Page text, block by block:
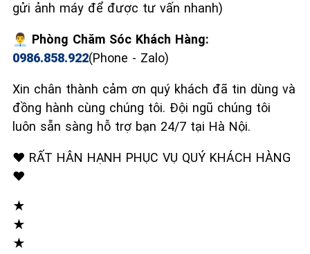
gửi ảnh máy để được tư vấn nhanh)
👨‍💼 Phòng Chăm Sóc Khách Hàng:
0986.858.922(Phone - Zalo)
Xin chân thành cảm ơn quý khách đã tin dùng và
đồng hành cùng chúng tôi. Đội ngũ chúng tôi
luôn sẵn sàng hỗ trợ bạn 24/7 tại Hà Nội.
❤️ RẤT HÂN HẠNH PHỤC VỤ QUÝ KHÁCH HÀNG
❤️
★
★
★